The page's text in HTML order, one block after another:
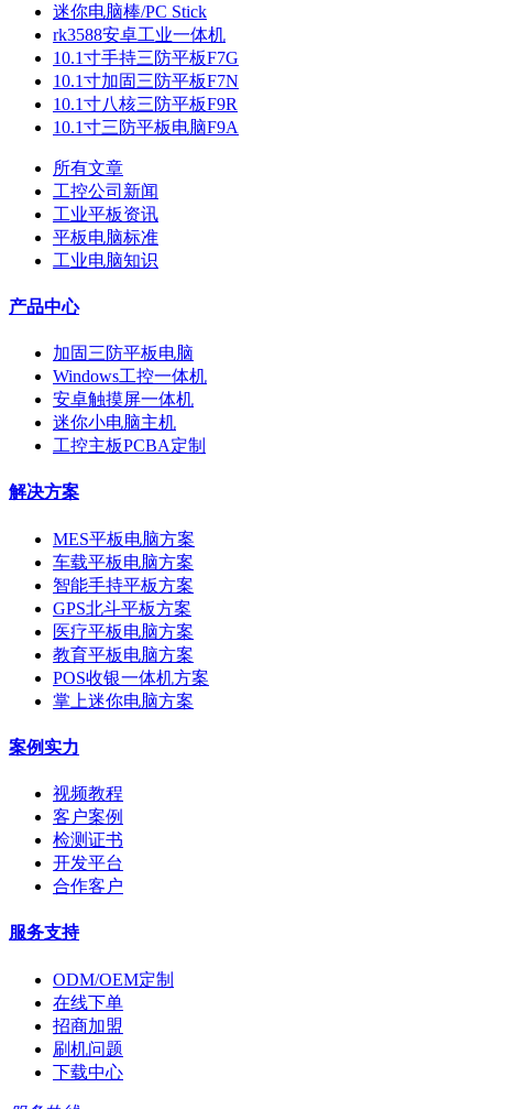
迷你电脑棒/PC Stick
rk3588安卓工业一体机
10.1寸手持三防平板F7G
10.1寸加固三防平板F7N
10.1寸八核三防平板F9R
10.1寸三防平板电脑F9A
所有文章
工控公司新闻
工业平板资讯
平板电脑标准
工业电脑知识
产品中心
加固三防平板电脑
Windows工控一体机
安卓触摸屏一体机
迷你小电脑主机
工控主板PCBA定制
解决方案
MES平板电脑方案
车载平板电脑方案
智能手持平板方案
GPS北斗平板方案
医疗平板电脑方案
教育平板电脑方案
POS收银一体机方案
掌上迷你电脑方案
案例实力
视频教程
客户案例
检测证书
开发平台
合作客户
服务支持
ODM/OEM定制
在线下单
招商加盟
刷机问题
下载中心